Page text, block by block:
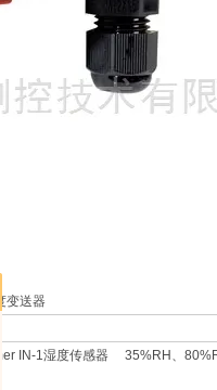
变送器
IN-1湿度传感器 35%RH、